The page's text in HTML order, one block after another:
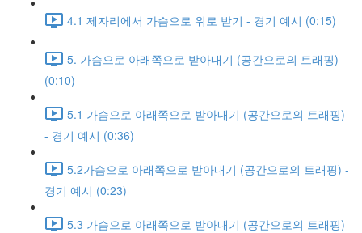
4.1 제자리에서 가슴으로 위로 받기 - 경기 예시 (0:15)
5. 가슴으로 아래쪽으로 받아내기 (공간으로의 트래핑)
(0:10)
5.1 가슴으로 아래쪽으로 받아내기 (공간으로의 트래핑)
- 경기 예시 (0:36)
5.2가슴으로 아래쪽으로 받아내기 (공간으로의 트래핑) -
경기 예시 (0:23)
5.3 가슴으로 아래쪽으로 받아내기 (공간으로의 트래핑)